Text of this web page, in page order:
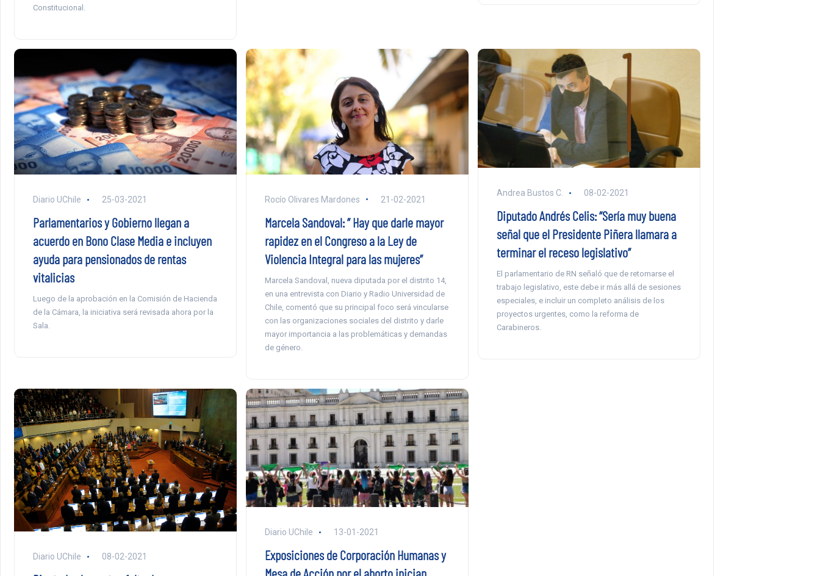
Constitucional.
Diario UChile 25-03-2021
Parlamentarios y Gobierno llegan a
acuerdo en Bono Clase Media e incluyen
ayuda para pensionados de rentas
vitalicias
Luego de la aprobación en la Comisión de Hacienda
de la Cámara, la iniciativa será revisada ahora por la
Sala.
Rocío Olivares Mardones 21-02-2021
Marcela Sandoval: ” Hay que darle mayor
rapidez en el Congreso a la Ley de
Violencia Integral para las mujeres”
Marcela Sandoval, nueva diputada por el distrito 14,
en una entrevista con Diario y Radio Universidad de
Chile, comentó que su principal foco será vincularse
con las organizaciones sociales del distrito y darle
mayor importancia a las problemáticas y demandas
de género.
Andrea Bustos C. 08-02-2021
Diputado Andrés Celis: “Sería muy buena
señal que el Presidente Piñera llamara a
terminar el receso legislativo”
El parlamentario de RN señaló que de retomarse el
trabajo legislativo, este debe ir más allá de sesiones
especiales, e incluir un completo análisis de los
proyectos urgentes, como la reforma de
Carabineros.
Diario UChile 08-02-2021
Diario UChile 13-01-2021
Exposiciones de Corporación Humanas y